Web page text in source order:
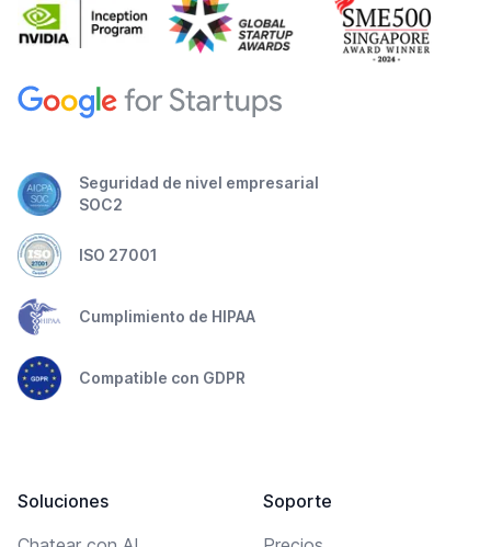
Seguridad de nivel empresarial
SOC2
ISO 27001
Cumplimiento de HIPAA
Compatible con GDPR
Soluciones
Soporte